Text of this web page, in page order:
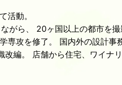
活動。
がら、 20ヶ国以上の都市を撮
専攻を修了。 国内外の設計
編。 店舗から住宅、ワイナ